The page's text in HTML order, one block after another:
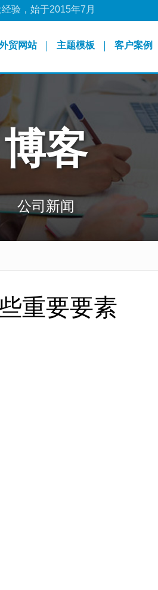
信任我们
贸网站 主题模板 客户案例
博客
公司新闻
重要要素